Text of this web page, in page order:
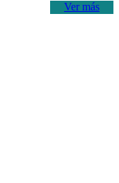
Ver más